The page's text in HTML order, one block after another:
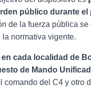
público durante el
de la fuerza pública se
normativa vigente.
en cada localidad de
de Mando
comando del C4 y otro